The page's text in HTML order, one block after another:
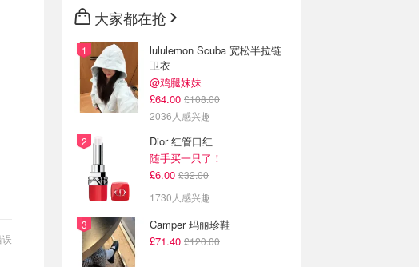
误
大家都在抢
lululemon Scuba 宽松半拉链
卫衣
@鸡腿妹妹
£64.00 £108.00
2036人感兴趣
Dior 红管口红
随手买一只了！
£6.00 £32.00
1730人感兴趣
Camper 玛丽珍鞋
£71.40 £120.00